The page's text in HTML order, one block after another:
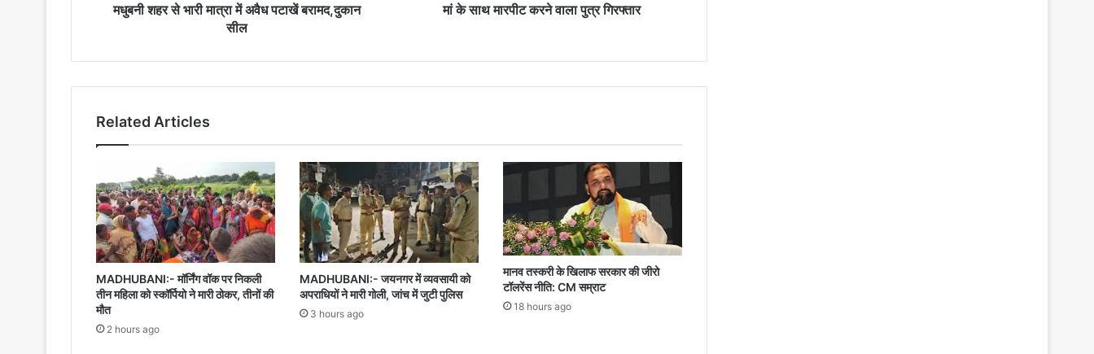
मधुबनी शहर से भारी मात्रा में अवैध पटाखें बरामद,दुकान
सील
मां के साथ मारपीट करने वाला पुत्र गिरफ्तार
Related Articles
MADHUBANI:- मॉर्निंग वॉक पर निकली
तीन महिला को स्कॉर्पियो ने मारी ठोकर, तीनों की
मौत
2 hours ago
MADHUBANI:- जयनगर में व्यवसायी को
अपराधियों ने मारी गोली, जांच में जुटी पुलिस
3 hours ago
मानव तस्करी के खिलाफ सरकार की जीरो
टॉलरेंस नीति: CM सम्राट
18 hours ago